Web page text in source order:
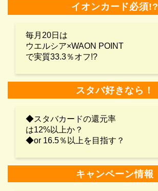
イオンカード必須!?
毎月20日は
ウエルシア×WAON POINT
で実質33.3％オフ!?
スタバ好きなら！
◆スタバカードの還元率
は12%以上か？
◆or 16.5％以上を目指す？
キャンペーン情報